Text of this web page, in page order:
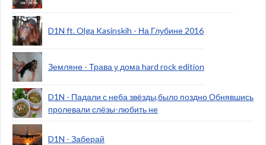
D1N ft. Olga Kasinskih - На Глубине 2016
Земляне - Трава у дома hard rock edition
D1N - Падали с неба звёзды,было поздно Обнявшись
пролевали слёзы-любить не
D1N - Заберай